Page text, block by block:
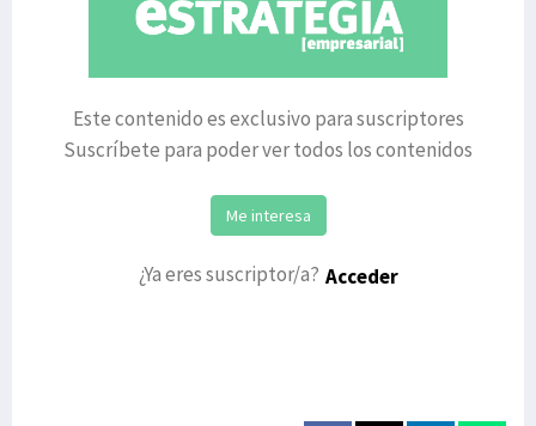
Este contenido es exclusivo para suscriptores
Suscríbete para poder ver todos los contenidos
Me interesa
¿Ya eres suscriptor/a? Acceder